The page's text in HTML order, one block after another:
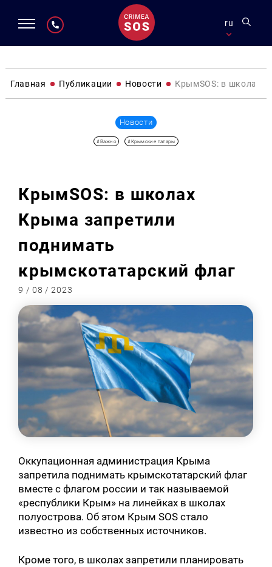
ru
Главная Публикации Новости КрымSOS: в школах
Новости
#Важно #Крымские татары
КрымSOS: в школах
Крыма запретили
поднимать
крымскотатарский флаг
9 / 08 / 2023
Оккупационная администрация Крыма
запретила поднимать крымскотатарский флаг
вместе с флагом россии и так называемой
«республики Крым» на линейках в школах
полуострова. Об этом Крым SOS стало
известно из собственных источников.
Кроме того, в школах запретили планировать